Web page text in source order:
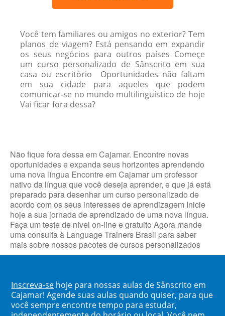
Você tem familiares ou amigos no exterior? Tem
planos de viagem? Está pensando em expandir
os seus negócios para outros países Começe
um curso personalizado de Sânscrito em sua
casa ou escritório Oportunidades não faltam
em sua cidade para aqueles que podem
comunicar-se no mundo multilinguístico de hoje
Vai ficar fora dessa?
Não fique fora dessa em Cajamar. Encontre novas
oportunidades e expanda seus horizontes aprendendo
uma nova língua Encontre em Cajamar um professor
nativo da língua que você deseja aprender, e que já está
preparado para desenhar um curso personalizado de
acordo com os seus interesses de aprendizagem Inicie
hoje a sua jornada de aprendizado de uma nova língua.
Faça um teste de nível on-line e gratuito Agora mande
uma consulta à Language Trainers Brasil para saber
mais sobre nossos pacotes de cursos personalizados
Inscreva-se hoje para nossas aulas de Sânscrito em
Cajamar! Agende suas aulas quando quiser, para que
você sempre encontre tempo para estudar,